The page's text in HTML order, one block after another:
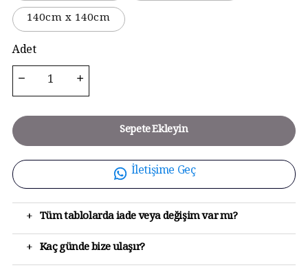
140cm x 140cm
Adet
Sepete Ekleyin
İletişime Geç
+ Tüm tablolarda iade veya değişim var mı?
+ Kaç günde bize ulaşır?